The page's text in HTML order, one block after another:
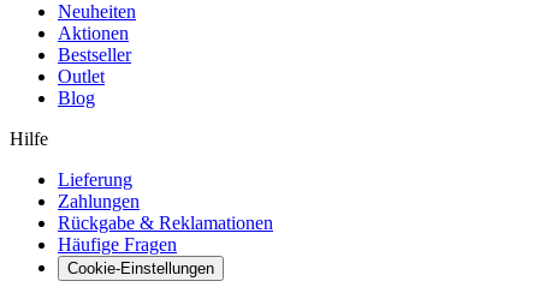
Neuheiten
Aktionen
Bestseller
Outlet
Blog
Hilfe
Lieferung
Zahlungen
Rückgabe & Reklamationen
Häufige Fragen
Cookie-Einstellungen